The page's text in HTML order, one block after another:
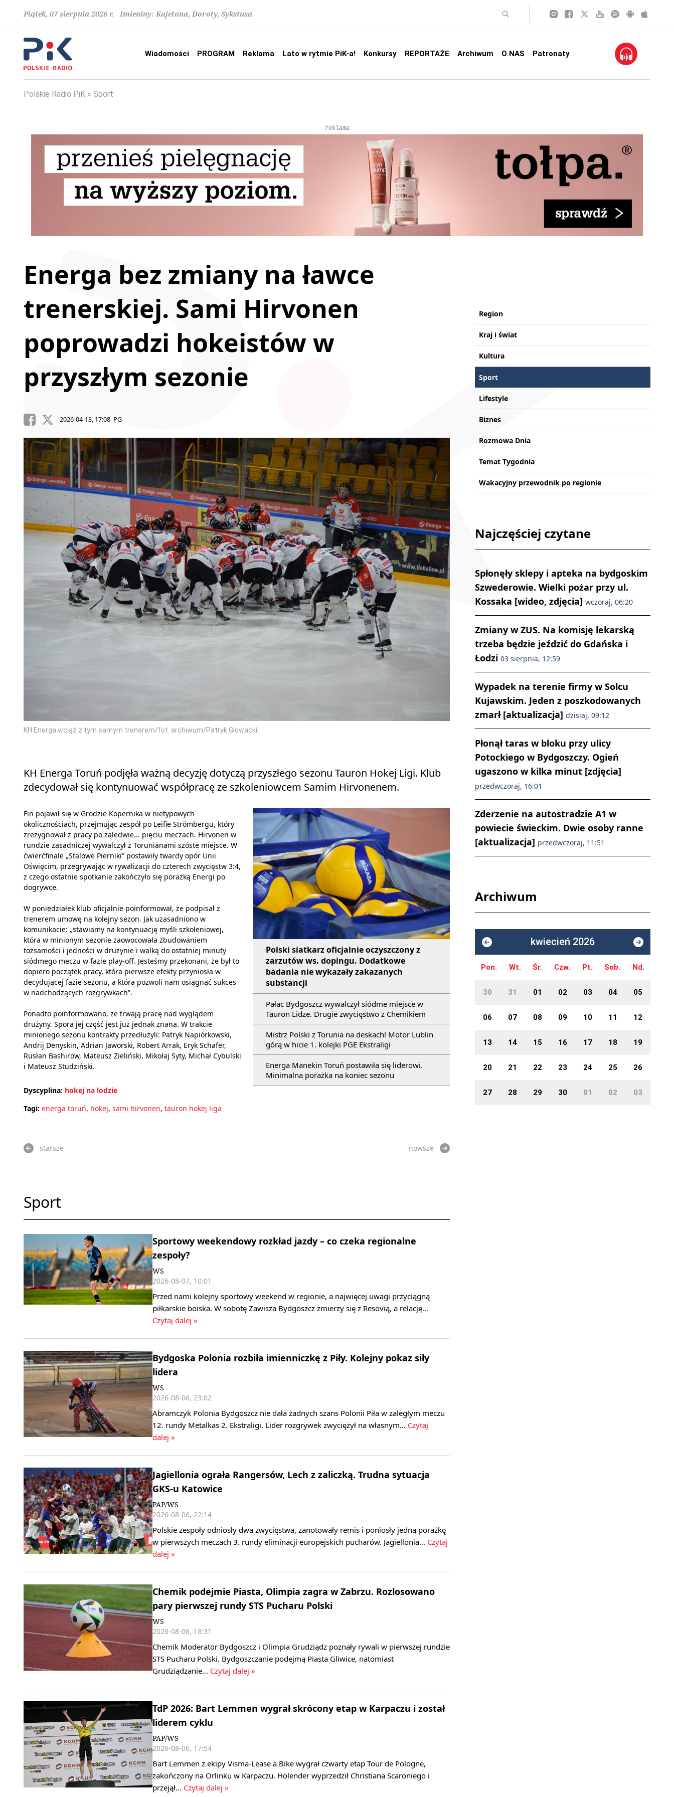
Piątek, 07 sierpnia 2026 r. Imieniny: Kajetana, Doroty, Sykstusa
Wiadomości PROGRAM Reklama Lato w rytmie PiK-a! Konkursy REPORTAŻE Archiwum O NAS Patronaty
Polskie Radio PiK Sport
reklama
Energa bez zmiany na ławce
trenerskiej. Sami Hirvonen
poprowadzi hokeistów w
przyszłym sezonie
2026-04-13, 17:08 PG
KH Energa wciąż z tym samym trenerem/fot. archiwum/Patryk Głowacki
KH Energa Toruń podjęła ważną decyzję dotyczą przyszłego sezonu Tauron Hokej Ligi. Klub
zdecydował się kontynuować współpracę ze szkoleniowcem Samim Hirvonenem.
Polski siatkarz oficjalnie oczyszczony z
zarzutów ws. dopingu. Dodatkowe
badania nie wykazały zakazanych
substancji
Pałac Bydgoszcz wywalczył siódme miejsce w
Tauron Lidze. Drugie zwycięstwo z Chemikiem
Mistrz Polski z Torunia na deskach! Motor Lublin
górą w hicie 1. kolejki PGE Ekstraligi
Energa Manekin Toruń postawiła się liderowi.
Minimalna porażka na koniec sezonu
Fin pojawił się w Grodzie Kopernika w nietypowych
okolicznościach, przejmując zespół po Leifie Strömbergu, który
zrezygnował z pracy po zaledwie... pięciu meczach. Hirvonen w
rundzie zasadniczej wywalczył z Torunianami szóste miejsce. W
ćwierćfinale „Stalowe Pierniki” postawiły twardy opór Unii
Oświęcim, przegrywając w rywalizacji do czterech zwycięstw 3:4,
z czego ostatnie spotkanie zakończyło się porażką Energi po
dogrywce.
W poniedziałek klub oficjalnie poinformował, że podpisał z
trenerem umowę na kolejny sezon. Jak uzasadniono w
komunikacie: „stawiamy na kontynuację myśli szkoleniowej,
która w minionym sezonie zaowocowała zbudowaniem
tożsamości i jedności w drużynie i walką do ostatniej minuty
siódmego meczu w fazie play-off. Jesteśmy przekonani, że był to
dopiero początek pracy, która pierwsze efekty przyniosła w
decydującej fazie sezonu, a która pozwoli nam osiągnąć sukces
w nadchodzących rozgrywkach”.
Ponadto poinformowano, że trwają pracę nad wyglądem
drużyny. Spora jej część jest już jednak znana. W trakcie
minionego sezonu kontrakty przedłużyli: Patryk Napiórkowski,
Andrij Denyskin, Adrian Jaworski, Robert Arrak, Eryk Schafer,
Rusłan Bashirow, Mateusz Zieliński, Mikołaj Syty, Michał Cybulski
i Mateusz Studziński.
Dyscyplina: hokej na lodzie
Tagi: energa toruń, hokej, sami hirvonen, tauron hokej liga
starsze nowsze
Sport
Sportowy weekendowy rozkład jazdy – co czeka regionalne
zespoły?
WS
2026-08-07, 10:01
Przed nami kolejny sportowy weekend w regionie, a najwięcej uwagi przyciągną
piłkarskie boiska. W sobotę Zawisza Bydgoszcz zmierzy się z Resovią, a relację…
Czytaj dalej »
Bydgoska Polonia rozbiła imienniczkę z Piły. Kolejny pokaz siły
lidera
WS
2026-08-06, 23:02
Abramczyk Polonia Bydgoszcz nie dała żadnych szans Polonii Piła w zaległym meczu
12. rundy Metalkas 2. Ekstraligi. Lider rozgrywek zwyciężył na własnym… Czytaj
dalej »
Jagiellonia ograła Rangersów, Lech z zaliczką. Trudna sytuacja
GKS-u Katowice
PAP/WS
2026-08-06, 22:14
Polskie zespoły odniosły dwa zwycięstwa, zanotowały remis i poniosły jedną porażkę
w pierwszych meczach 3. rundy eliminacji europejskich pucharów. Jagiellonia… Czytaj
dalej »
Chemik podejmie Piasta, Olimpia zagra w Zabrzu. Rozlosowano
pary pierwszej rundy STS Pucharu Polski
WS
2026-08-06, 18:31
Chemik Moderator Bydgoszcz i Olimpia Grudziądz poznały rywali w pierwszej rundzie
STS Pucharu Polski. Bydgoszczanie podejmą Piasta Gliwice, natomiast
Grudziądzanie… Czytaj dalej »
TdP 2026: Bart Lemmen wygrał skrócony etap w Karpaczu i został
liderem cyklu
PAP/WS
2026-08-06, 17:54
Bart Lemmen z ekipy Visma-Lease a Bike wygrał czwarty etap Tour de Pologne,
zakończony na Orlinku w Karpaczu. Holender wyprzedził Christiana Scaroniego i
przejął… Czytaj dalej »
Region
Kraj i świat
Kultura
Sport
Lifestyle
Biznes
Rozmowa Dnia
Temat Tygodnia
Wakacyjny przewodnik po regionie
Najczęściej czytane
Spłonęły sklepy i apteka na bydgoskim
Szwederowie. Wielki pożar przy ul.
Kossaka [wideo, zdjęcia] wczoraj, 06:20
Zmiany w ZUS. Na komisję lekarską
trzeba będzie jeździć do Gdańska i
Łodzi 03 sierpnia, 12:59
Wypadek na terenie firmy w Solcu
Kujawskim. Jeden z poszkodowanych
zmarł [aktualizacja] dzisiaj, 09:12
Płonął taras w bloku przy ulicy
Potockiego w Bydgoszczy. Ogień
ugaszono w kilka minut [zdjęcia]
przedwczoraj, 16:01
Zderzenie na autostradzie A1 w
powiecie świeckim. Dwie osoby ranne
[aktualizacja] przedwczoraj, 11:51
Archiwum
kwiecień 2026
Pon. Wt. Śr. Czw. Pt. Sob. Nd.
30 31 01 02 03 04 05
06 07 08 09 10 11 12
13 14 15 16 17 18 19
20 21 22 23 24 25 26
27 28 29 30 01 02 03